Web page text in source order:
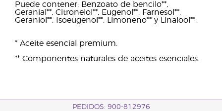
Puede contener: Benzoato de bencilo**,
Geranial**, Citronelol**, Eugenol**, Farnesol**,
Geraniol**, Isoeugenol**, Limoneno** y Linalool**.
* Aceite esencial premium.
** Componentes naturales de aceites esenciales.
PEDIDOS: 900-812976